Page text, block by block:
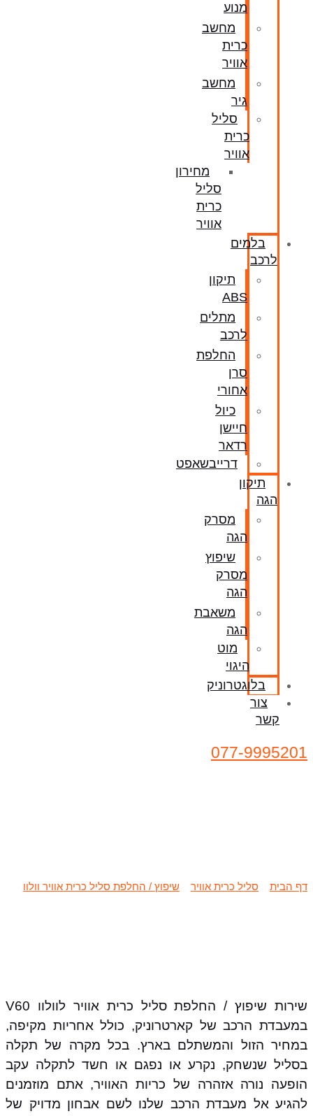
מנוע
מחשב
כרית
אוויר
מחשב
גיר
סליל
כרית
אוויר
מחירון
סליל
כרית
אוויר
בלמים
לרכב
תיקון
ABS
מתלים
לרכב
החלפת
סרן
אחורי
כיול
חיישן
רדאר
דרייבשאפט
תיקון
הגה
מסרק
הגה
שיפוץ
מסרק
הגה
משאבת
הגה
מוט
היגוי
בלוגטרוניק
צור
קשר
077-9995201
דף הבית סליל כרית אוויר שיפוץ / החלפת סליל כרית אוויר וולוו
שירות שיפוץ / החלפת סליל כרית אוויר לוולוו V60
במעבדת הרכב של קארטרוניק, כולל אחריות מקיפה,
במחיר הזול והמשתלם בארץ. בכל מקרה של תקלה
בסליל שנשחק, נקרע או נפגם או חשד לתקלה עקב
הופעה נורה אזהרה של כריות האוויר, אתם מוזמנים
להגיע אל מעבדת הרכב שלנו לשם אבחון מדויק של